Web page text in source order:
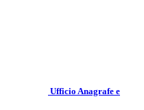
Ufficio Anagrafe e